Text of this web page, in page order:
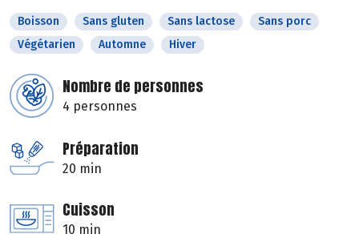
Boisson Sans gluten Sans lactose
Sans porc
Végétarien
Automne Hiver
Nombre de personnes
4 personnes
Préparation
20 min
Cuisson
10 min